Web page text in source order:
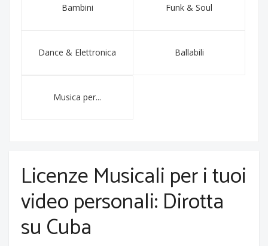
Bambini Funk & Soul
Dance & Elettronica Ballabili
Musica per...
Licenze Musicali per i tuoi
video personali: Dirotta
su Cuba